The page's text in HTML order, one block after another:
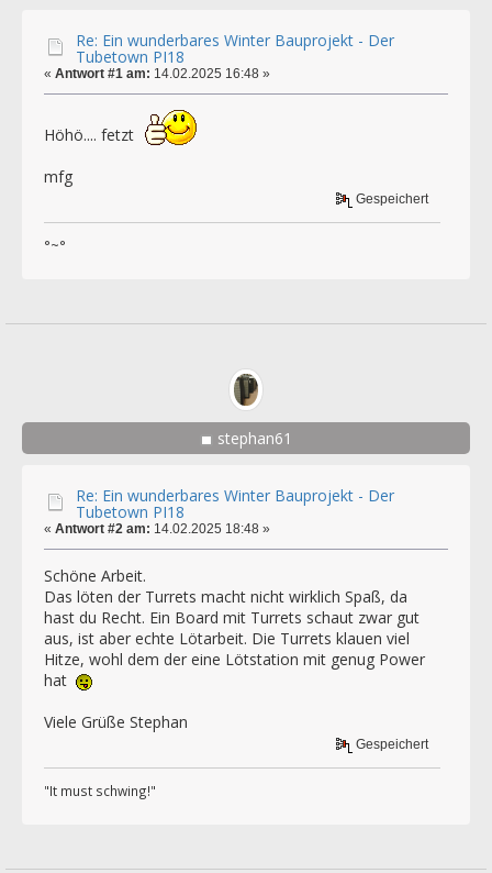
Re: Ein wunderbares Winter Bauprojekt - Der
Tubetown PI18
« Antwort #1 am: 14.02.2025 16:48 »
Höhö.... fetzt
mfg
Gespeichert
°~°
stephan61
Re: Ein wunderbares Winter Bauprojekt - Der
Tubetown PI18
« Antwort #2 am: 14.02.2025 18:48 »
Schöne Arbeit.
Das löten der Turrets macht nicht wirklich Spaß, da
hast du Recht. Ein Board mit Turrets schaut zwar gut
aus, ist aber echte Lötarbeit. Die Turrets klauen viel
Hitze, wohl dem der eine Lötstation mit genug Power
hat
Viele Grüße Stephan
Gespeichert
"It must schwing!"